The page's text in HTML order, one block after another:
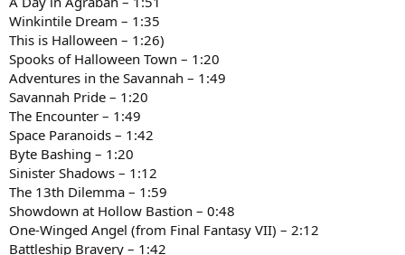
Winkintile Dream – 1:35
This is Halloween – 1:26)
Spooks of Halloween Town – 1:20
Adventures in the Savannah – 1:49
Savannah Pride – 1:20
The Encounter – 1:49
Space Paranoids – 1:42
Byte Bashing – 1:20
Sinister Shadows – 1:12
The 13th Dilemma – 1:59
Showdown at Hollow Bastion – 0:48
One-Winged Angel (from Final Fantasy VII) – 2:12
Battleship Bravery – 1:42